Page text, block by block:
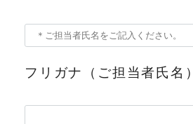
フリガナ（ご担当者氏名）